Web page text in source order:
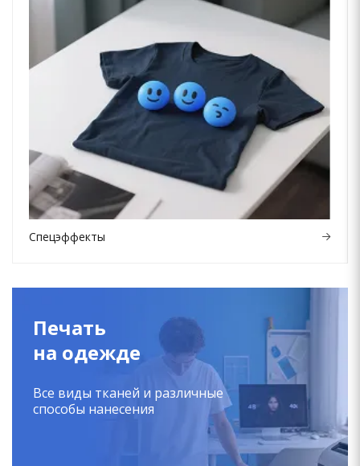
Спецэффекты
Печать
на одежде
Все виды тканей и различные
способы нанесения